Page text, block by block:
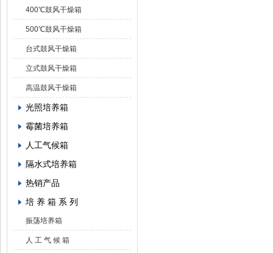
400℃鼓风干燥箱
500℃鼓风干燥箱
台式鼓风干燥箱
立式鼓风干燥箱
高温鼓风干燥箱
光照培养箱
霉菌培养箱
人工气候箱
隔水式培养箱
热销产品
培 养 箱 系 列
振荡培养箱
人 工 气 候 箱